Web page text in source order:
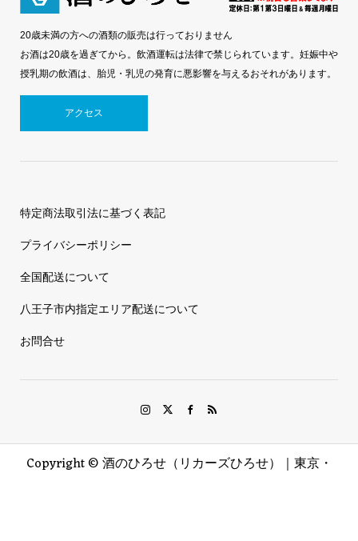
20歳未満の方への酒類の販売は行っておりません
お酒は20歳を過ぎてから。飲酒運転は法律で禁じられています。妊娠中や
授乳期の飲酒は、胎児・乳児の発育に悪影響を与えるおそれがあります。
アクセス
特定商法取引法に基づく表記
プライバシーポリシー
全国配送について
八王子市内指定エリア配送について
お問合せ
Copyright ©酒のひろせ（リカーズひろせ）｜東京・